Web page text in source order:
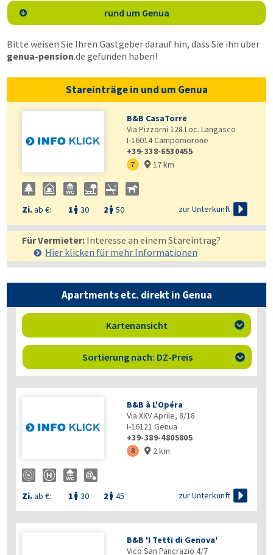
 rund um Genua
Bitte weisen Sie Ihren Gastgeber darauf hin, dass Sie ihn über
genua-pension.de gefunden haben!
Stareinträge in und um Genua
B&B CasaTorre
Via Pizzorni 128 Loc. Langasco
I-16014Campomorone
+39-338-6530455
7  17 km
Zi.ab €: 1  30 2  50 zur Unterkunft 
Für Vermieter: Interesse an einem Stareintrag?
Hier klicken für mehr Informationen
Apartments etc. direkt in Genua
Kartenansicht 
Sortierung nach: DZ-Preis 
B&B à L'Opéra
Via XXV Aprile, 8/18
I-16121 Genua
+39-389-4805805
8  2 km
Zi.ab €: 1  30 2  45 zur Unterkunft 
B&B 'I Tetti di Genova'
Vico San Pancrazio 4/7